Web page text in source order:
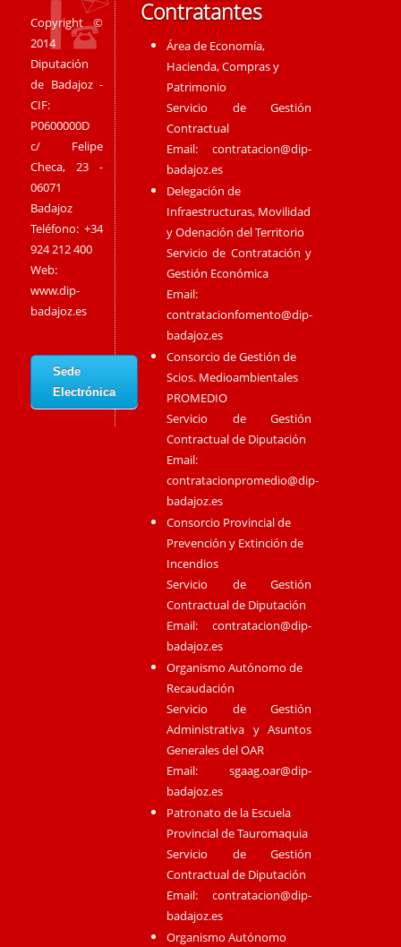
Copyright ©
2014
Diputación
de Badajoz -
CIF:
P0600000D
c/ Felipe
Checa, 23 -
06071
Badajoz
Teléfono: +34
924 212 400
Web:
www.dip-
badajoz.es
Sede
Electrónica
Contratantes
Área de Economía,
Hacienda, Compras y
Patrimonio
Servicio de Gestión
Contractual
Email:contratacion@dip-
badajoz.es
Delegación de
Infraestructuras, Movilidad
y Odenación del Territorio
Servicio de Contratación y
Gestión Económica
Email:
contratacionfomento@dip-
badajoz.es
Consorcio de Gestión de
Scios. Medioambientales
PROMEDIO
Servicio de Gestión
Contractual de Diputación
Email:
contratacionpromedio@dip-
badajoz.es
Consorcio Provincial de
Prevención y Extinción de
Incendios
Servicio de Gestión
Contractual de Diputación
Email:contratacion@dip-
badajoz.es
Organismo Autónomo de
Recaudación
Servicio de Gestión
Administrativa y Asuntos
Generales del OAR
Email:sgaag.oar@dip-
badajoz.es
Patronato de la Escuela
Provincial de Tauromaquia
Servicio de Gestión
Contractual de Diputación
Email:contratacion@dip-
badajoz.es
Organismo Autónomo